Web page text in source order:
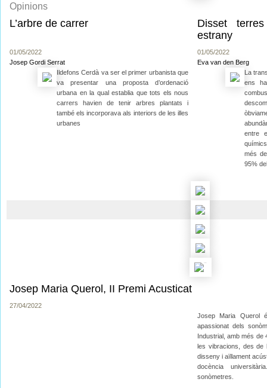
Opinions
L’arbre de carrer
01/05/2022
Josep Gordi Serrat
Ildefons Cerdà va ser el primer urbanista que
va presentar una proposta d’ordenació
urbana en la qual establia que tots els nous
carrers havien de tenir arbres plantats i
també els incorporava als interiors de les illes
urbanes
Disset
estrany
01/05/2022
Eva van den Berg
La
ens
entre
més
95%
Josep Maria Querol, II Premi Acusticat
27/04/2022
Josep Maria Querol
apassionat dels
Industrial, amb més de
les vibracions, des de
disseny i aïllament
docència
sonòmetres.